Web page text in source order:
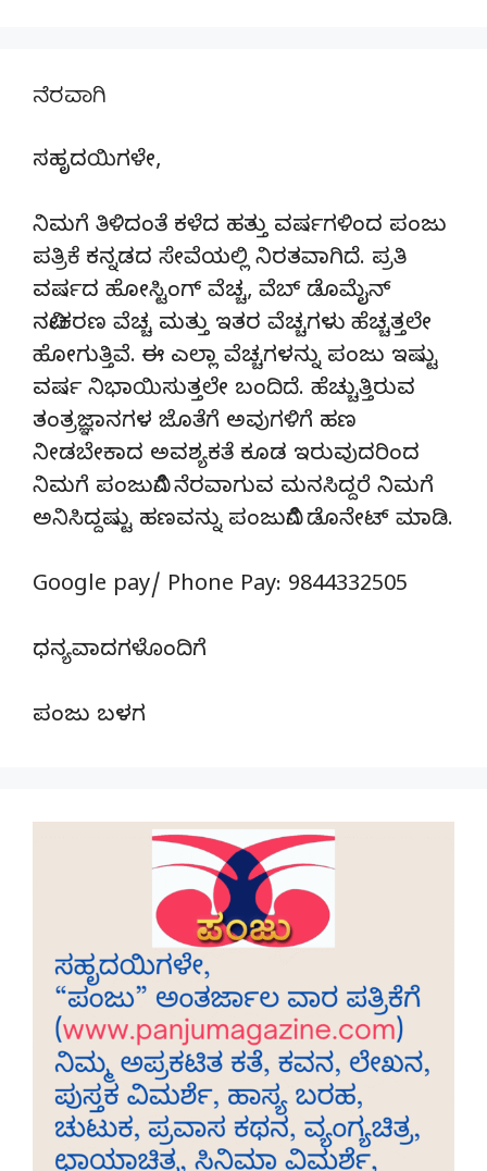
ನೆರವಾಗಿ
ಸಹೃದಯಿಗಳೇ,
ನಿಮಗೆ ತಿಳಿದಂತೆ ಕಳೆದ ಹತ್ತು ವರ್ಷಗಳಿಂದ ಪಂಜು
ಪತ್ರಿಕೆ ಕನ್ನಡದ ಸೇವೆಯಲ್ಲಿ ನಿರತವಾಗಿದೆ. ಪ್ರತಿ
ವರ್ಷದ ಹೋಸ್ಟಿಂಗ್‌ ವೆಚ್ಚ, ವೆಬ್‌ ಡೊಮೈನ್‌
ನವೀಕರಣ ವೆಚ್ಚ ಮತ್ತು ಇತರ ವೆಚ್ಚಗಳು ಹೆಚ್ಚತ್ತಲೇ
ಹೋಗುತ್ತಿವೆ. ಈ ಎಲ್ಲಾ ವೆಚ್ಚಗಳನ್ನು ಪಂಜು ಇಷ್ಟು
ವರ್ಷ ನಿಭಾಯಿಸುತ್ತಲೇ ಬಂದಿದೆ. ಹೆಚ್ಚುತ್ತಿರುವ
ತಂತ್ರಜ್ಞಾನಗಳ ಜೊತೆಗೆ ಅವುಗಳಿಗೆ ಹಣ
ನೀಡಬೇಕಾದ ಅವಶ್ಯಕತೆ ಕೂಡ ಇರುವುದರಿಂದ
ನಿಮಗೆ ಪಂಜುವಿಗೆ ನೆರವಾಗುವ ಮನಸಿದ್ದರೆ ನಿಮಗೆ
ಅನಿಸಿದ್ದಷ್ಟು ಹಣವನ್ನು ಪಂಜುವಿಗೆ ಡೊನೇಟ್‌ ಮಾಡಿ.
Google pay/ Phone Pay: 9844332505
ಧನ್ಯವಾದಗಳೊಂದಿಗೆ
ಪಂಜು ಬಳಗ